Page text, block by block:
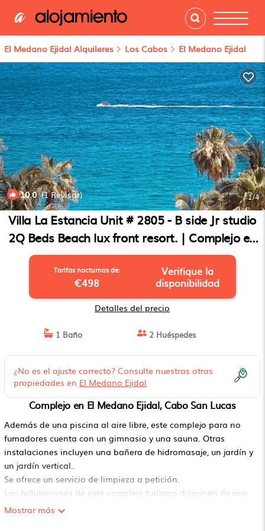
El Medano Ejidal Alquileres Los Cabos El Medano Ejidal
10.0(1 Revisar) 1/4
Villa La Estancia Unit # 2805 - B side Jr studio
2Q Beds Beach lux front resort. | Complejo en
Cabo San Lucas
Tarifas nocturnas de:
€498
Verifique la
disponibilidad
Detalles del precio
1 Baño 2 Huéspedes
¿No es el ajuste correcto? Consulte nuestras otras
propiedades en El Medano Ejidal
Complejo en El Medano Ejidal, Cabo San Lucas
Además de una piscina al aire libre, este complejo para no
fumadores cuenta con un gimnasio y una sauna. Otras
instalaciones incluyen una bañera de hidromasaje, un jardín y
un jardín vertical.
Se ofrece un servicio de limpieza a petición.
Las habitaciones de este complejo turístico disponen de aire
acondicionado, caja fuerte y cafetera y tetera. Las
Mostrar más